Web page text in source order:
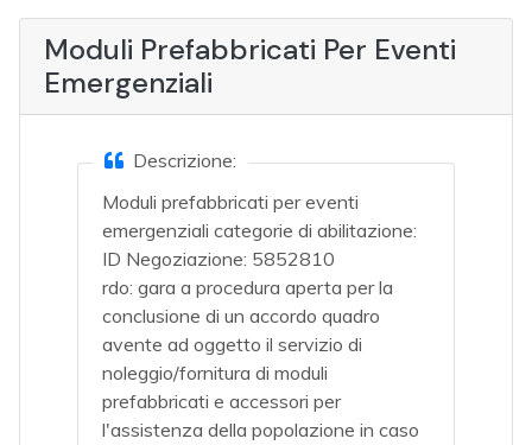
Moduli Prefabbricati Per Eventi
Emergenziali
Descrizione:
Moduli prefabbricati per eventi
emergenziali categorie di abilitazione:
ID Negoziazione: 5852810
rdo: gara a procedura aperta per la
conclusione di un accordo quadro
avente ad oggetto il servizio di
noleggio/fornitura di moduli
prefabbricati e accessori per
l'assistenza della popolazione in caso